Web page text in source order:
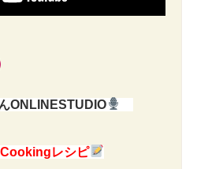
ONLINESTUDIO
レシピ